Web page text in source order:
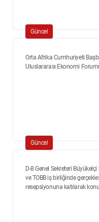
Güncel
Orta Afrika Cumhuriyeti
Uluslararası Ekonomi
Güncel
D-8 Genel Sekreteri
ve TOBB iş birliğinde
resepsiyonuna katılarak